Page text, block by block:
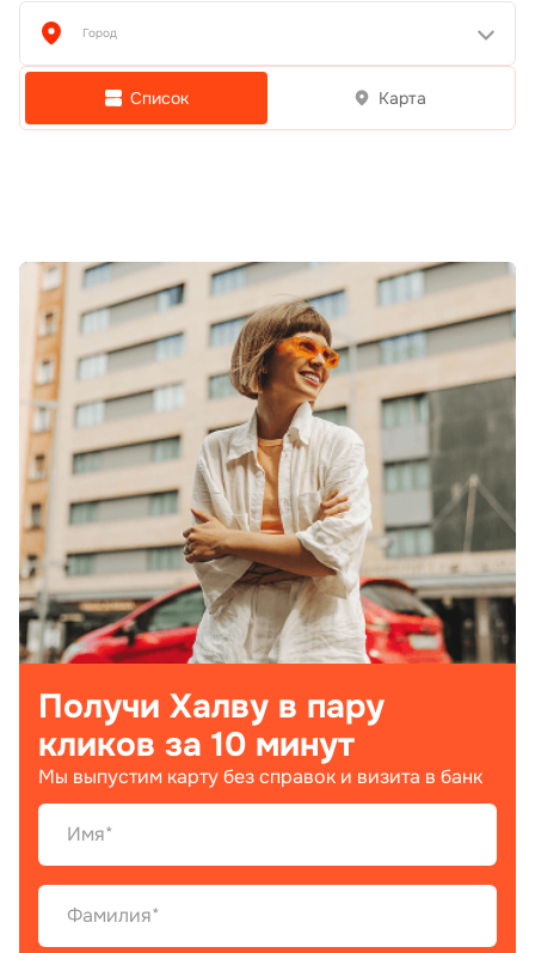
Город
Список Карта
Получи Халву в пару
кликов за 10 минут
Мы выпустим карту без справок и визита в банк